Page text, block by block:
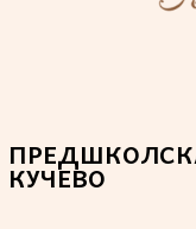
КУЧЕВО